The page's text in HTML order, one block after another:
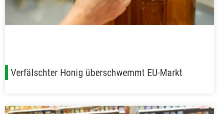
Verfälschter Honig überschwemmt EU-Markt